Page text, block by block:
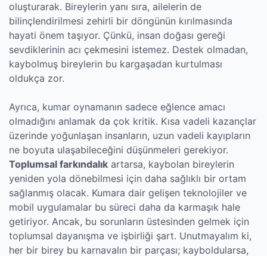
oluşturarak. Bireylerin yanı sıra, ailelerin de
bilinçlendirilmesi zehirli bir döngünün kırılmasında
hayati önem taşıyor. Çünkü, insan doğası gereği
sevdiklerinin acı çekmesini istemez. Destek olmadan,
kaybolmuş bireylerin bu kargaşadan kurtulması
oldukça zor.
Ayrıca, kumar oynamanın sadece eğlence amacı
olmadığını anlamak da çok kritik. Kısa vadeli kazançlar
üzerinde yoğunlaşan insanların, uzun vadeli kayıpların
ne boyuta ulaşabileceğini düşünmeleri gerekiyor.
Toplumsal farkındalık artarsa, kaybolan bireylerin
yeniden yola dönebilmesi için daha sağlıklı bir ortam
sağlanmış olacak. Kumara dair gelişen teknolojiler ve
mobil uygulamalar bu süreci daha da karmaşık hale
getiriyor. Ancak, bu sorunların üstesinden gelmek için
toplumsal dayanışma ve işbirliği şart. Unutmayalım ki,
her bir birey bu karnavalın bir parçası; kayboldularsa,